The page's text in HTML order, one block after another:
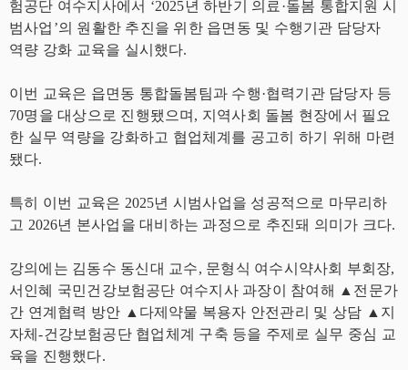
험공단 여수지사에서 ‘2025년 하반기 의료·돌봄 통합지원 시
범사업’의 원활한 추진을 위한 읍면동 및 수행기관 담당자
역량 강화 교육을 실시했다.
이번 교육은 읍면동 통합돌봄팀과 수행·협력기관 담당자 등
70명을 대상으로 진행됐으며, 지역사회 돌봄 현장에서 필요
한 실무 역량을 강화하고 협업체계를 공고히 하기 위해 마련
됐다.
특히 이번 교육은 2025년 시범사업을 성공적으로 마무리하
고 2026년 본사업을 대비하는 과정으로 추진돼 의미가 크다.
강의에는 김동수 동신대 교수, 문형식 여수시약사회 부회장,
서인혜 국민건강보험공단 여수지사 과장이 참여해 ▲전문가
간 연계협력 방안 ▲다제약물 복용자 안전관리 및 상담 ▲지
자체-건강보험공단 협업체계 구축 등을 주제로 실무 중심 교
육을 진행했다.